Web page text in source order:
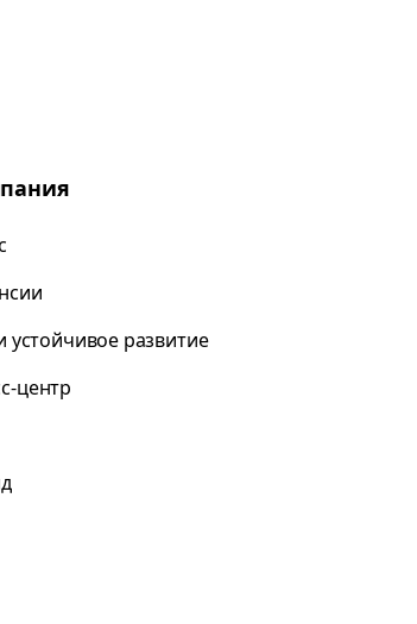
устойчивое развитие
центр